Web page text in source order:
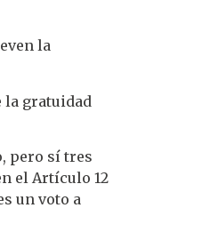
la
la gratuidad
pero sí tres
el Artículo 12
un voto a